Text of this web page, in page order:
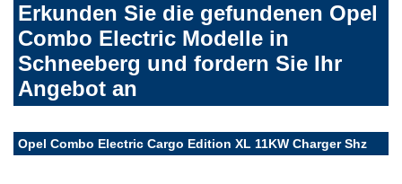
Erkunden Sie die gefundenen Opel
Combo Electric Modelle in
Schneeberg und fordern Sie Ihr
Angebot an
Opel Combo Electric Cargo Edition XL 11KW Charger Shz